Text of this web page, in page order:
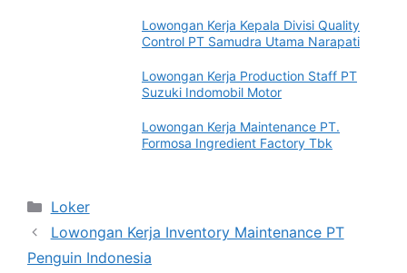
Lowongan Kerja Kepala Divisi Quality
Control PT Samudra Utama Narapati
Lowongan Kerja Production Staff PT
Suzuki Indomobil Motor
Lowongan Kerja Maintenance PT.
Formosa Ingredient Factory Tbk
Categories
Loker
Lowongan Kerja Inventory Maintenance PT
Penguin Indonesia